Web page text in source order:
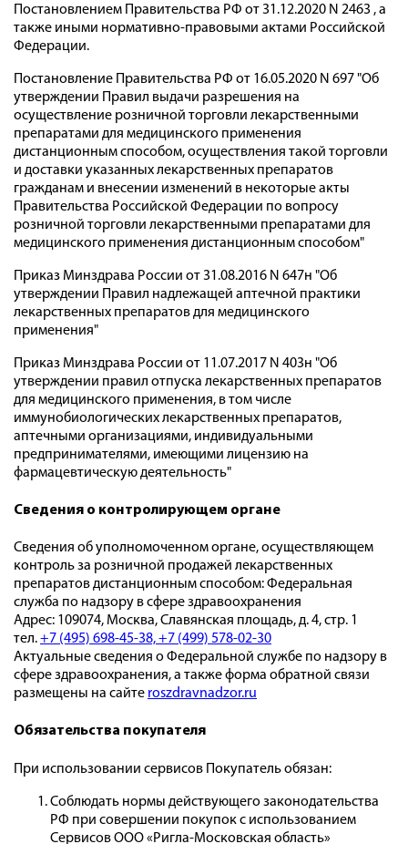
Постановлением Правительства РФ от 31.12.2020 N 2463 , а
также иными нормативно-правовыми актами Российской
Федерации.
Постановление Правительства РФ от 16.05.2020 N 697 "Об
утверждении Правил выдачи разрешения на
осуществление розничной торговли лекарственными
препаратами для медицинского применения
дистанционным способом, осуществления такой торговли
и доставки указанных лекарственных препаратов
гражданам и внесении изменений в некоторые акты
Правительства Российской Федерации по вопросу
розничной торговли лекарственными препаратами для
медицинского применения дистанционным способом"
Приказ Минздрава России от 31.08.2016 N 647н "Об
утверждении Правил надлежащей аптечной практики
лекарственных препаратов для медицинского
применения"
Приказ Минздрава России от 11.07.2017 N 403н "Об
утверждении правил отпуска лекарственных препаратов
для медицинского применения, в том числе
иммунобиологических лекарственных препаратов,
аптечными организациями, индивидуальными
предпринимателями, имеющими лицензию на
фармацевтическую деятельность"
Сведения о контролирующем органе
Сведения об уполномоченном органе, осуществляющем
контроль за розничной продажей лекарственных
препаратов дистанционным способом: Федеральная
служба по надзору в сфере здравоохранения
Адрес: 109074, Москва, Славянская площадь, д. 4, стр. 1
тел.+7 (495) 698-45-38,+7 (499) 578-02-30
Актуальные сведения о Федеральной службе по надзору в
сфере здравоохранения, а также форма обратной связи
размещены на сайте roszdravnadzor.ru
Обязательства покупателя
При использовании сервисов Покупатель обязан:
Соблюдать нормы действующего законодательства
РФ при совершении покупок с использованием
Сервисов ООО «Ригла-Московская область»